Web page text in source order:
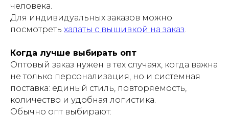
человека.
Для индивидуальных заказов можно
посмотреть халаты с вышивкой на заказ
Когда лучше выбирать опт
Оптовый заказ нужен в тех случаях, когда важна
не только персонализация, но и системная
поставка: единый стиль, повторяемость,
количество и удобная логистика.
Обычно опт выбирают: